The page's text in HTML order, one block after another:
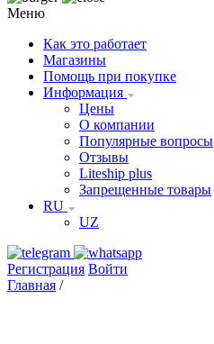
Меню
Как это работает
Магазины
Помощь при покупке
Информация
Цены
О компании
Популярные вопросы
Отзывы
Liteship plus
Запрещенные товары
RU
UZ
Регистрация Войти
Главная /